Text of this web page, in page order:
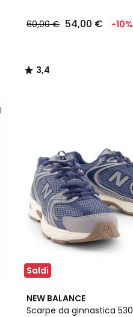
60,00 € 54,00 € -10%
3,4
/
Saldi
NEW BALANCE
Scarpe da ginnastica 530
4,7
/ 5
3
Colori